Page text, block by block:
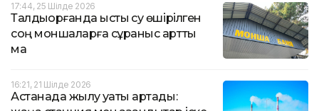
17:44, 25 Шілде 2026
Талдықорғанда ыстық су өшірілген
соң моншаларға сұраныс артты
ма
16:21, 21 Шілде 2026
Астанада жылу қуаты артады: